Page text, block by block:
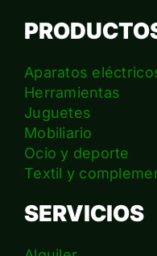
Aparatos
Herramientas
Juguetes
Mobiliario
Ocio y deporte
Textil y
SERVICIOS